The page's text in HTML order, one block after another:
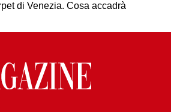
di Venezia. Cosa accadrà